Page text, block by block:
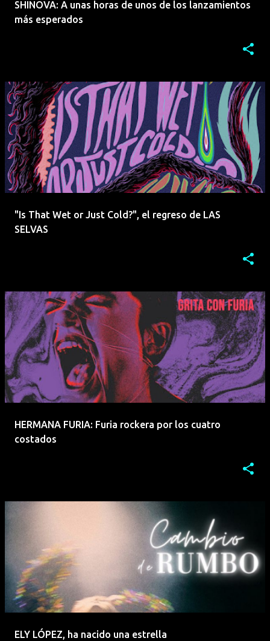
SHINOVA: A unas horas de unos de los lanzamientos
más esperados
"Is That Wet or Just Cold?", el regreso de LAS
SELVAS
HERMANA FURIA: Furia rockera por los cuatro
costados
ELY LÓPEZ, ha nacido una estrella